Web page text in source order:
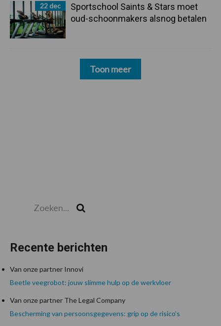
22 dec
Sportschool Saints & Stars moet
oud-schoonmakers alsnog betalen
Toon meer
Recente berichten
Van onze partner Innovi
Beetle veegrobot: jouw slimme hulp op de werkvloer
Van onze partner The Legal Company
Bescherming van persoonsgegevens: grip op de risico’s